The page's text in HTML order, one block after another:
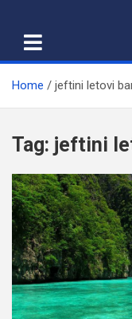
content
Home jeftini letovi
Tag: jeftini